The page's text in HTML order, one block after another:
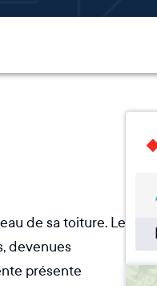
de sa toiture. Le
devenues
présente